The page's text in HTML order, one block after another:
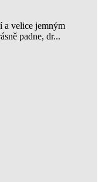
a velice jemným
padne, dr...